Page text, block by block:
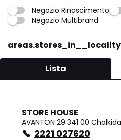
Negozio Rinascimento
Negozio Multibrand
areas.stores_in__locality
Lista
STORE HOUSE
AVANTON 29 341 00 Chalkida
2221 027620